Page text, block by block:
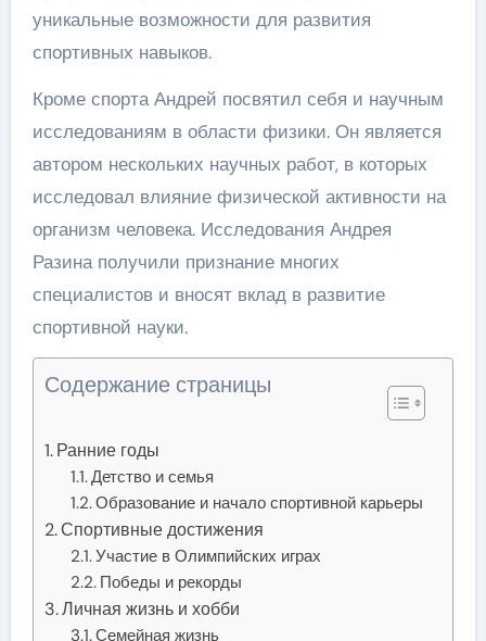
уникальные возможности для развития
спортивных навыков.
Кроме спорта Андрей посвятил себя и научным
исследованиям в области физики. Он является
автором нескольких научных работ, в которых
исследовал влияние физической активности на
организм человека. Исследования Андрея
Разина получили признание многих
специалистов и вносят вклад в развитие
спортивной науки.
Содержание страницы
Ранние годы
Детство и семья
Образование и начало спортивной карьеры
Спортивные достижения
Участие в Олимпийских играх
Победы и рекорды
Личная жизнь и хобби
Семейная жизнь